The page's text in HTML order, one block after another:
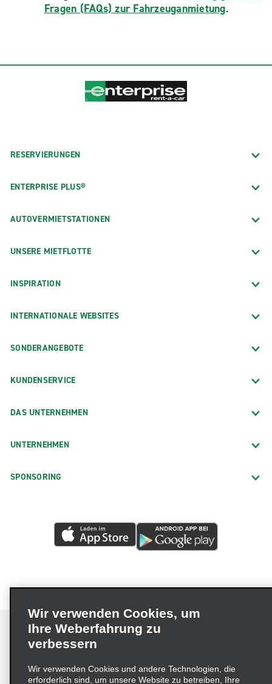
Fragen (FAQs) zur Fahrzeuganmietung.
RESERVIERUNGEN
ENTERPRISE PLUS®
AUTOVERMIETSTATIONEN
UNSERE MIETFLOTTE
INSPIRATION
INTERNATIONALE WEBSITES
SONDERANGEBOTE
KUNDENSERVICE
DAS UNTERNEHMEN
UNTERNEHMEN
SPONSORING
Impressum Nutzungsbedingungen
Datenschutzrichtlinie
Wir verwenden Cookies, um
Ihre Weberfahrung zu
verbessern
Wir verwenden Cookies und andere Technologien, die
erforderlich sind, um unsere Website zu betreiben, Ihre